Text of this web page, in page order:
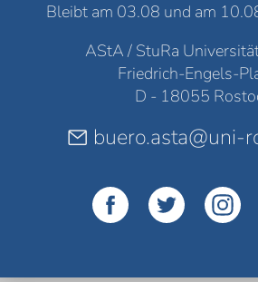
Bleibt am 03.08 und am
AStA / StuRa
Friedrich-Engels-
D - 18055
buero.asta@uni-